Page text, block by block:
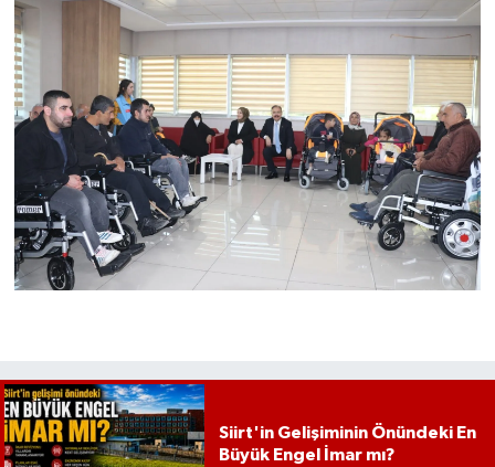
Siirt'in Gelişiminin Önündeki En
Büyük Engel İmar mı?